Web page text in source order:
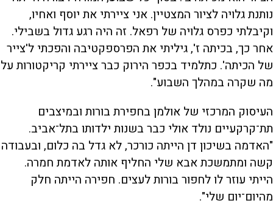
נותנת גלויה לציור המצטיין. אני ציירתי את יוסף ואחיו,
וקיבלתי כפרס גלויה של רפאל. זה היה רגע גדול בשבילי.
אחר כך, בכיתה ז', גיליתי את הפרספקטיבה והפכתי ל'צייר
של הכיתה'. כתלמיד בכפר הירוק כבר ציירתי קריקטורות על
מה שקרה במהלך השבוע".
העיסוק המרכזי של אולמן בחפירת בורות ובמיצבים
תת־קרקעיים נולד אולי כבר בשנות ילדותו בתל־אביב.
"האדמה בשיכון דן הייתה כורכר, לא גדל בה כלום, ובעבודה
קשה ומתמשכת אבא שלי החליף אותה לאדמת חמרה.
הייתי עוזר לו לחפור בורות לעצים. חפירה הייתה חלק
מהיום־יום שלי".